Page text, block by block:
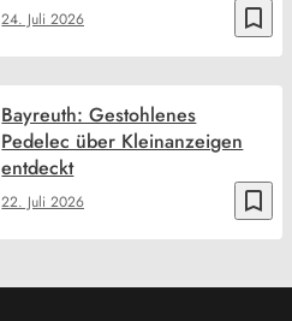
bookmark_border
24. Juli 2026
bookmark_border
22. Juli 2026
Bayreuth: Gestohlenes
Pedelec über Kleinanzeigen
entdeckt